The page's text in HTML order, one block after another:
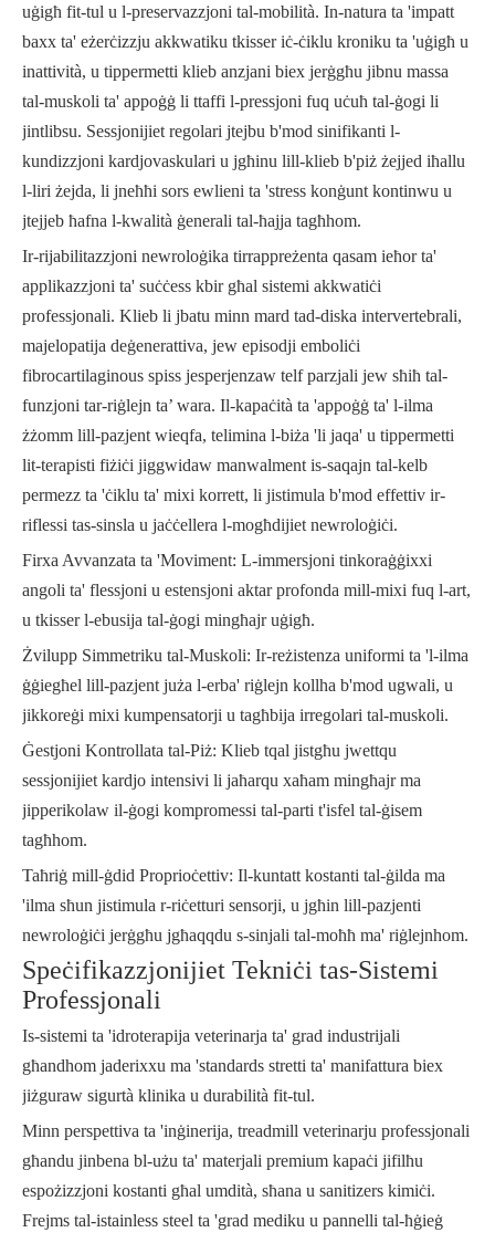
uġigħ fit-tul u l-preservazzjoni tal-mobilità. In-natura ta 'impatt
baxx ta' eżerċizzju akkwatiku tkisser iċ-ċiklu kroniku ta 'uġigħ u
inattività, u tippermetti klieb anzjani biex jerġgħu jibnu massa
tal-muskoli ta' appoġġ li ttaffi l-pressjoni fuq uċuħ tal-ġogi li
jintlibsu. Sessjonijiet regolari jtejbu b'mod sinifikanti l-
kundizzjoni kardjovaskulari u jgħinu lill-klieb b'piż żejjed iħallu
l-liri żejda, li jneħħi sors ewlieni ta 'stress konġunt kontinwu u
jtejjeb ħafna l-kwalità ġenerali tal-ħajja tagħhom.
Ir-rijabilitazzjoni newroloġika tirrappreżenta qasam ieħor ta'
applikazzjoni ta' suċċess kbir għal sistemi akkwatiċi
professjonali. Klieb li jbatu minn mard tad-diska intervertebrali,
majelopatija deġenerattiva, jew episodji emboliċi
fibrocartilaginous spiss jesperjenzaw telf parzjali jew sħiħ tal-
funzjoni tar-riġlejn ta’ wara. Il-kapaċità ta 'appoġġ ta' l-ilma
żżomm lill-pazjent wieqfa, telimina l-biża 'li jaqa' u tippermetti
lit-terapisti fiżiċi jiggwidaw manwalment is-saqajn tal-kelb
permezz ta 'ċiklu ta' mixi korrett, li jistimula b'mod effettiv ir-
riflessi tas-sinsla u jaċċellera l-mogħdijiet newroloġiċi.
Firxa Avvanzata ta 'Moviment: L-immersjoni tinkoraġġixxi
angoli ta' flessjoni u estensjoni aktar profonda mill-mixi fuq l-art,
u tkisser l-ebusija tal-ġogi mingħajr uġigħ.
Żvilupp Simmetriku tal-Muskoli: Ir-reżistenza uniformi ta 'l-ilma
ġġiegħel lill-pazjent juża l-erba' riġlejn kollha b'mod ugwali, u
jikkoreġi mixi kumpensatorji u tagħbija irregolari tal-muskoli.
Ġestjoni Kontrollata tal-Piż: Klieb tqal jistgħu jwettqu
sessjonijiet kardjo intensivi li jaħarqu xaħam mingħajr ma
jipperikolaw il-ġogi kompromessi tal-parti t'isfel tal-ġisem
tagħhom.
Taħriġ mill-ġdid Proprioċettiv: Il-kuntatt kostanti tal-ġilda ma
'ilma sħun jistimula r-riċetturi sensorji, u jgħin lill-pazjenti
newroloġiċi jerġgħu jgħaqqdu s-sinjali tal-moħħ ma' riġlejnhom.
Speċifikazzjonijiet Tekniċi tas-Sistemi
Professjonali
Is-sistemi ta 'idroterapija veterinarja ta' grad industrijali
għandhom jaderixxu ma 'standards stretti ta' manifattura biex
jiżguraw sigurtà klinika u durabilità fit-tul.
Minn perspettiva ta 'inġinerija, treadmill veterinarju professjonali
għandu jinbena bl-użu ta' materjali premium kapaċi jifilħu
espożizzjoni kostanti għal umdità, sħana u sanitizers kimiċi.
Frejms tal-istainless steel ta 'grad mediku u pannelli tal-ħġieġ